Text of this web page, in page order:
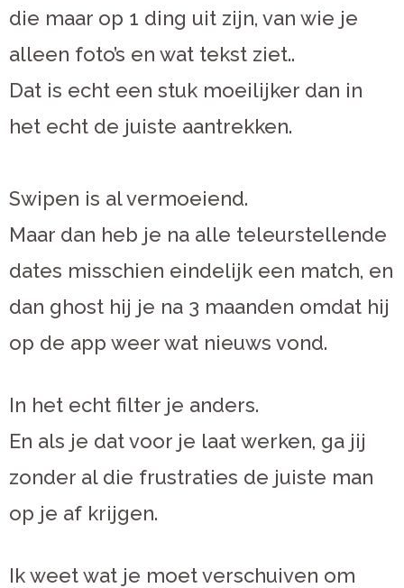
die maar op 1 ding uit zijn, van wie je
alleen foto’s en wat tekst ziet..
Dat is echt een stuk moeilijker dan in
het echt de juiste aantrekken.
Swipen is al vermoeiend.
Maar dan heb je na alle teleurstellende
dates misschien eindelijk een match, en
dan ghost hij je na 3 maanden omdat hij
op de app weer wat nieuws vond.
In het echt filter je anders.
En als je dat voor je laat werken, ga jij
zonder al die frustraties de juiste man
op je af krijgen.
Ik weet wat je moet verschuiven om